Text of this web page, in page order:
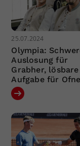
25.07.2024
Olympia:
Auslosung für
Grabher, lösbare
Aufgabe für